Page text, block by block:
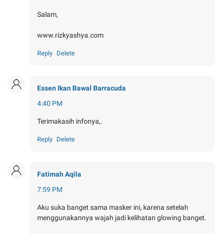
Salam,
www.rizkyashya.com
Reply Delete
Essen Ikan Bawal Barracuda
4:40 PM
Terimakasih infonya,.
Reply Delete
Fatimah Aqila
7:59 PM
Aku suka banget sama masker ini, karena setelah
menggunakannya wajah jadi kelihatan glowing banget.